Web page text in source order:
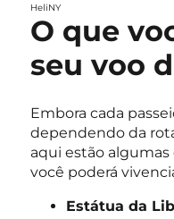
HeliNY
O que
seu voo
Embora cada
dependendo da
aqui estão algumas
você poderá
Estátua da